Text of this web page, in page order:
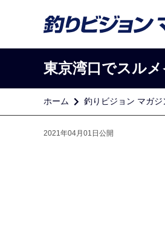
東京湾口でスル
ホーム 釣りビジョン マガジ
2021年04月01日公開